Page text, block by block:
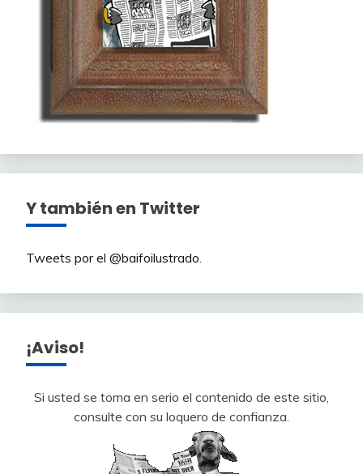
Y también en Twitter
Tweets por el @baifoilustrado.
¡Aviso!
Si usted se toma en serio el contenido de este sitio,
consulte con su loquero de confianza.